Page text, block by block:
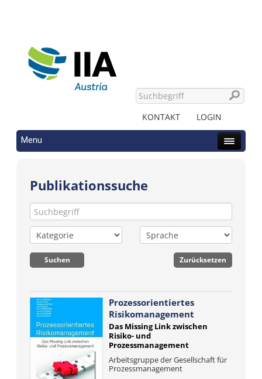
KONTAKT LOGIN
Menu
Publikationssuche
Prozessorientiertes
Risikomanagement
Das Missing Link zwischen
Risiko- und
Prozessmanagement
Arbeitsgruppe der Gesellschaft für
Prozessmanagement